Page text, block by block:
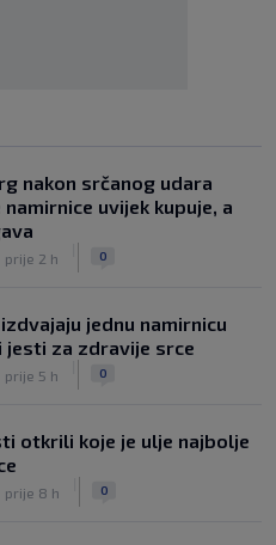
nakon srčanog udara
uvijek kupuje, a
prije 2 h 0
jednu namirnicu
jesti za zdravije srce
prije 5 h 0
otkrili koje je ulje najbolje
prije 8 h 0